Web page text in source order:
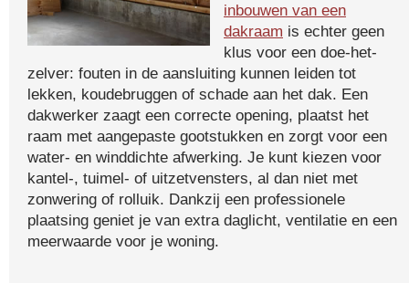
inbouwen van een
dakraam is echter geen
klus voor een doe-het-
zelver: fouten in de aansluiting kunnen leiden tot
lekken, koudebruggen of schade aan het dak. Een
dakwerker zaagt een correcte opening, plaatst het
raam met aangepaste gootstukken en zorgt voor een
water- en winddichte afwerking. Je kunt kiezen voor
kantel-, tuimel- of uitzetvensters, al dan niet met
zonwering of rolluik. Dankzij een professionele
plaatsing geniet je van extra daglicht, ventilatie en een
meerwaarde voor je woning.